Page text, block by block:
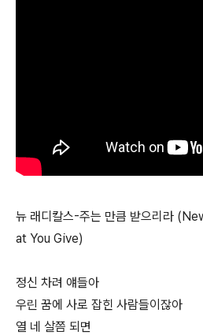
뉴 래디칼스-주는 만큼 받으리라
at You Give)
정신 차려 얘들아
우린 꿈에 사로 잡힌 사람들이잖아
열 네 살쯤 되면